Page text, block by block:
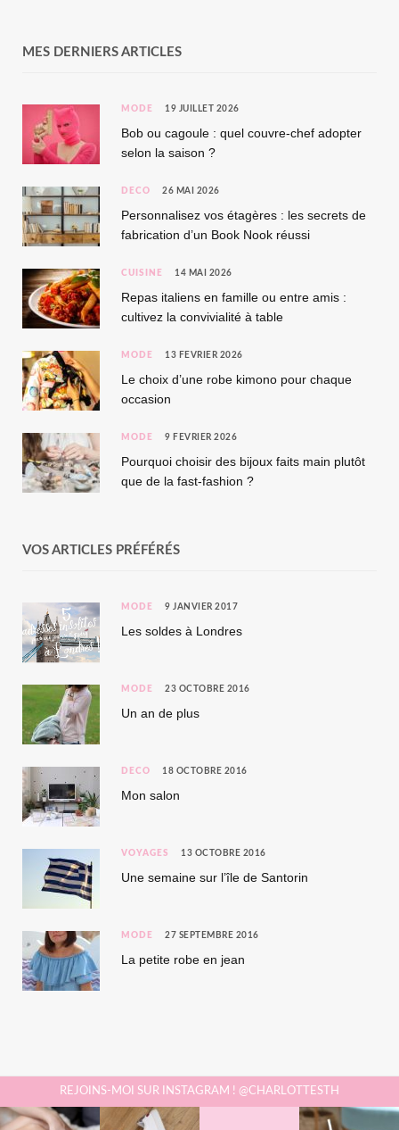
MES DERNIERS ARTICLES
MODE 19 JUILLET 2026
Bob ou cagoule : quel couvre-chef adopter
selon la saison ?
DÉCO 26 MAI 2026
Personnalisez vos étagères : les secrets de
fabrication d’un Book Nook réussi
CUISINE 14 MAI 2026
Repas italiens en famille ou entre amis :
cultivez la convivialité à table
MODE 13 FÉVRIER 2026
Le choix d’une robe kimono pour chaque
occasion
MODE 9 FÉVRIER 2026
Pourquoi choisir des bijoux faits main plutôt
que de la fast-fashion ?
VOS ARTICLES PRÉFÉRÉS
MODE 9 JANVIER 2017
Les soldes à Londres
MODE 23 OCTOBRE 2016
Un an de plus
DÉCO 18 OCTOBRE 2016
Mon salon
VOYAGES 13 OCTOBRE 2016
Une semaine sur l’île de Santorin
MODE 27 SEPTEMBRE 2016
La petite robe en jean
REJOINS-MOI SUR INSTAGRAM ! @CHARLOTTESTH